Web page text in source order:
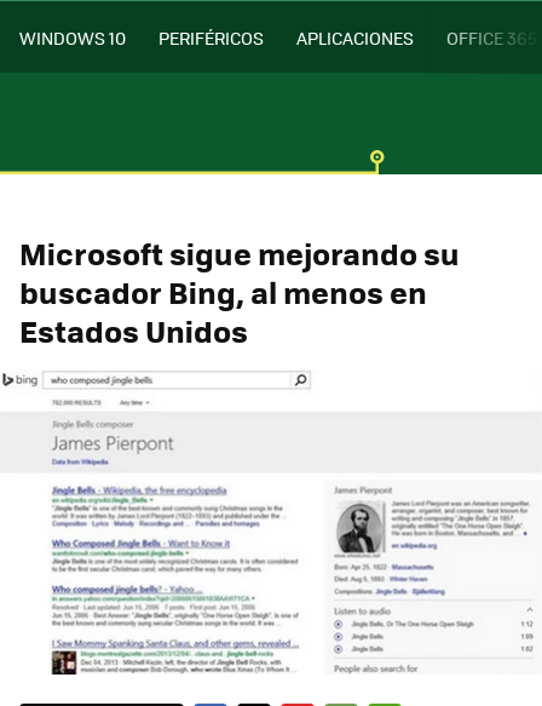
WINDOWS 10 PERIFÉRICOS APLICACIONES OFFICE 365
Microsoft sigue mejorando su
buscador Bing, al menos en
Estados Unidos